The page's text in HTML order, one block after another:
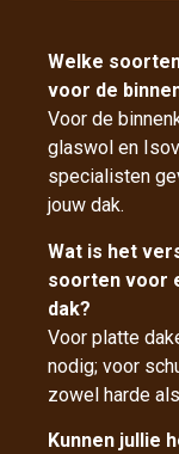
Welke
voor de
Voor de
glaswol en
specialisten
jouw dak.
Wat is het
soorten voor
dak?
Voor platte
nodig; voor
zowel harde
Kunnen jullie